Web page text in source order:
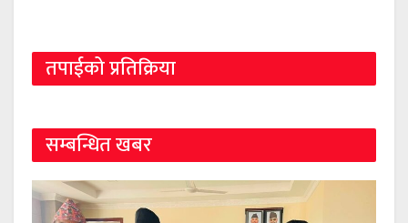
तपाईको प्रतिक्रिया
सम्बन्धित खबर